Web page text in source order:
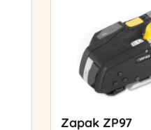
Zapak ZP97